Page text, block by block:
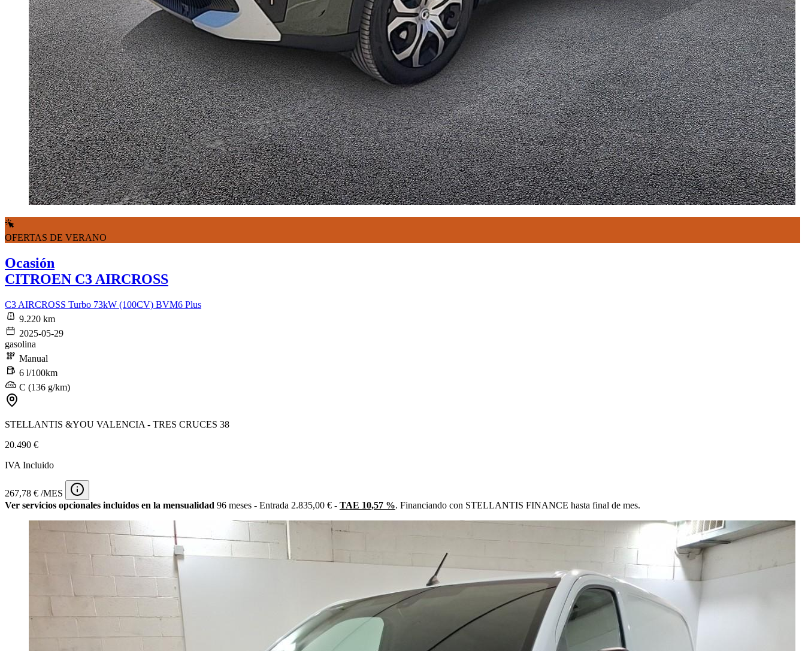
OFERTAS DE VERANO
Ocasión
CITROEN C3 AIRCROSS
C3 AIRCROSS Turbo 73kW (100CV) BVM6 Plus
9.220 km
2025-05-29
gasolina
Manual
6 l/100km
C (136 g/km)
STELLANTIS &YOU VALENCIA - TRES CRUCES 38
20.490 €
IVA Incluido
267,78 € /MES
Ver servicios opcionales incluidos en la mensualidad 96 meses - Entrada 2.835,00 € - TAE 10,57 %. Financiando con STELLANTIS FINANCE hasta final de mes.